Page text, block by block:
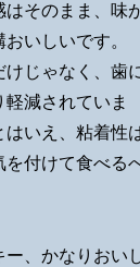
はそのまま、味
いしいです。
けじゃなく、歯
軽減されていま
いえ、粘着性
を付けて食べる
、かなりおい